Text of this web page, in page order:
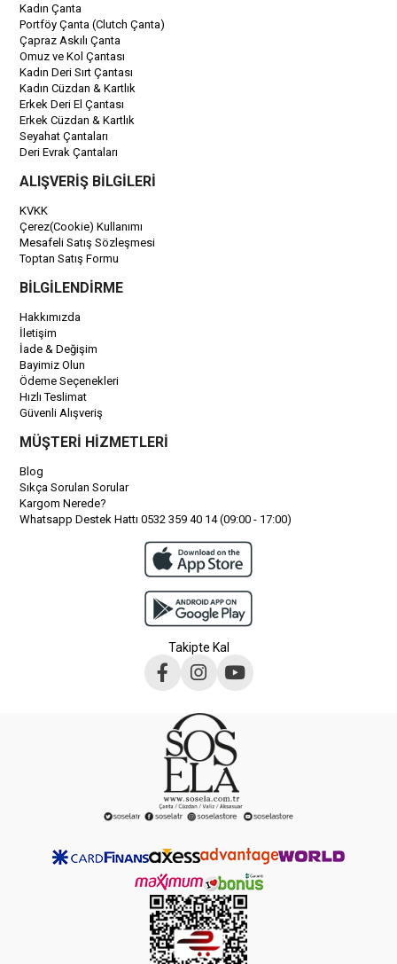
Kadın Çanta
Portföy Çanta (Clutch Çanta)
Çapraz Askılı Çanta
Omuz ve Kol Çantası
Kadın Deri Sırt Çantası
Kadın Cüzdan & Kartlık
Erkek Deri El Çantası
Erkek Cüzdan & Kartlık
Seyahat Çantaları
Deri Evrak Çantaları
ALIŞVERİŞ BİLGİLERİ
KVKK
Çerez(Cookie) Kullanımı
Mesafeli Satış Sözleşmesi
Toptan Satış Formu
BİLGİLENDİRME
Hakkımızda
İletişim
İade & Değişim
Bayimiz Olun
Ödeme Seçenekleri
Hızlı Teslimat
Güvenli Alışveriş
MÜŞTERİ HİZMETLERİ
Blog
Sıkça Sorulan Sorular
Kargom Nerede?
Whatsapp Destek Hattı 0532 359 40 14 (09:00 - 17:00)
Takipte Kal